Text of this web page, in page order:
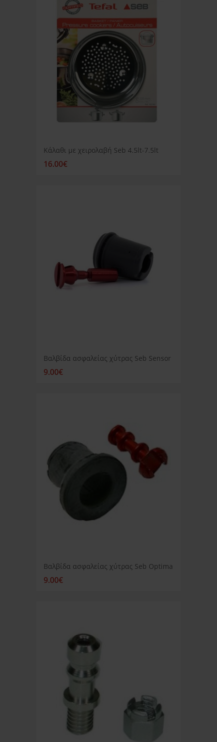
Κάλαθι με χειρολαβή Seb 4.5lt-7.5lt
16.00€
Βαλβίδα ασφαλείας χύτρας Seb Sensor
9.00€
Βαλβίδα ασφαλείας χύτρας Seb Optima
9.00€